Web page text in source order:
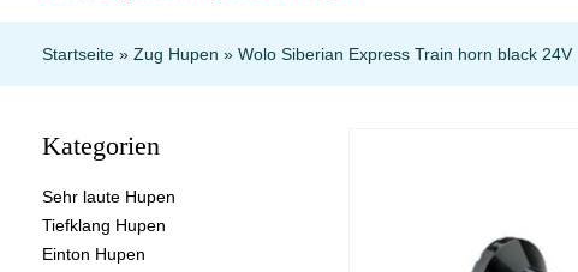
Startseite » Zug Hupen » Wolo Siberian Express Train horn black 24V
Kategorien
Sehr laute Hupen
Tiefklang Hupen
Einton Hupen